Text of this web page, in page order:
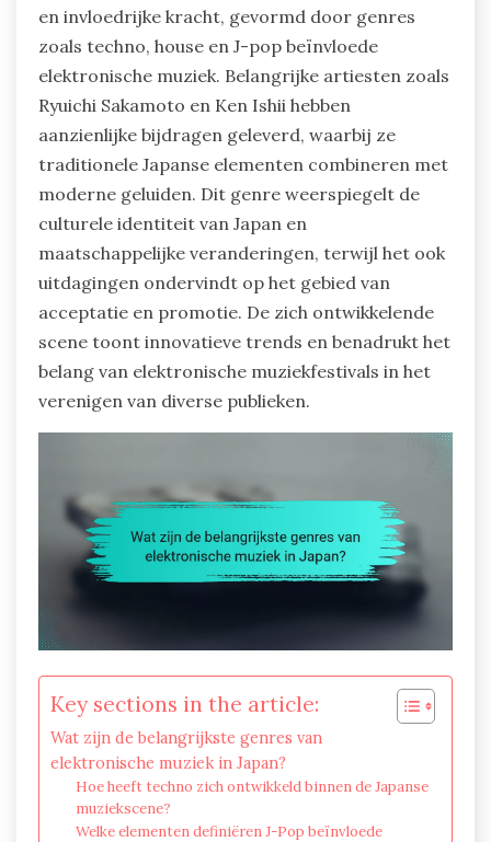
en invloedrijke kracht, gevormd door genres
zoals techno, house en J-pop beïnvloede
elektronische muziek. Belangrijke artiesten zoals
Ryuichi Sakamoto en Ken Ishii hebben
aanzienlijke bijdragen geleverd, waarbij ze
traditionele Japanse elementen combineren met
moderne geluiden. Dit genre weerspiegelt de
culturele identiteit van Japan en
maatschappelijke veranderingen, terwijl het ook
uitdagingen ondervindt op het gebied van
acceptatie en promotie. De zich ontwikkelende
scene toont innovatieve trends en benadrukt het
belang van elektronische muziekfestivals in het
verenigen van diverse publieken.
Key sections in the article:
Wat zijn de belangrijkste genres van
elektronische muziek in Japan?
Hoe heeft techno zich ontwikkeld binnen de Japanse
muziekscene?
Welke elementen definiëren J-Pop beïnvloede